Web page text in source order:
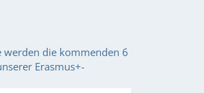
werden die kommenden 6
Erasmus+-